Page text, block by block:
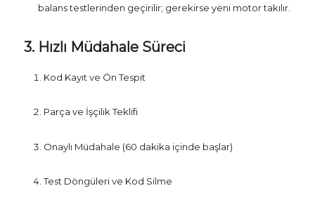
balans testlerinden geçirilir; gerekirse yeni motor takılır.
3. Hızlı Müdahale Süreci
Kod Kayıt ve Ön Tespit
Parça ve İşçilik Teklifi
Onaylı Müdahale (60 dakika içinde başlar)
Test Döngüleri ve Kod Silme